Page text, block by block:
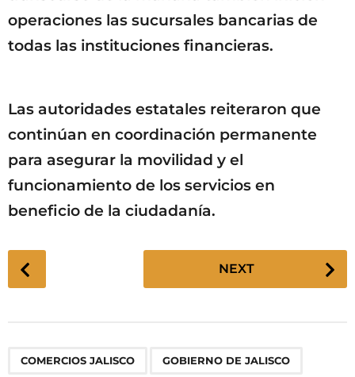
operaciones las sucursales bancarias de
todas las instituciones financieras.
Las autoridades estatales reiteraron que
continúan en coordinación permanente
para asegurar la movilidad y el
funcionamiento de los servicios en
beneficio de la ciudadanía.
P
o
NEXT
COMERCIOS JALISCO GOBIERNO DE JALISCO